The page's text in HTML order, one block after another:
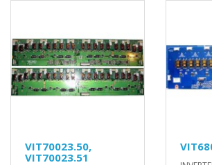
VIT70023.50,
VIT70023.51